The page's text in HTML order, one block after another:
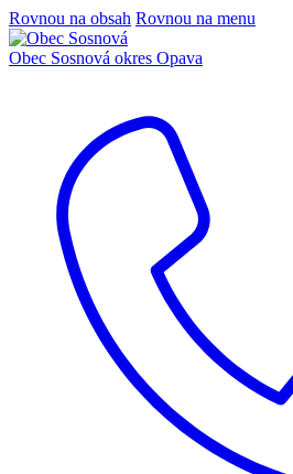
Rovnou na obsah Rovnou na menu
Obec Sosnová okres Opava